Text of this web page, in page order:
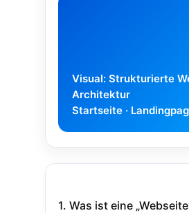
Visual: Strukturierte
Architektur
Startseite ·
1. Was ist eine